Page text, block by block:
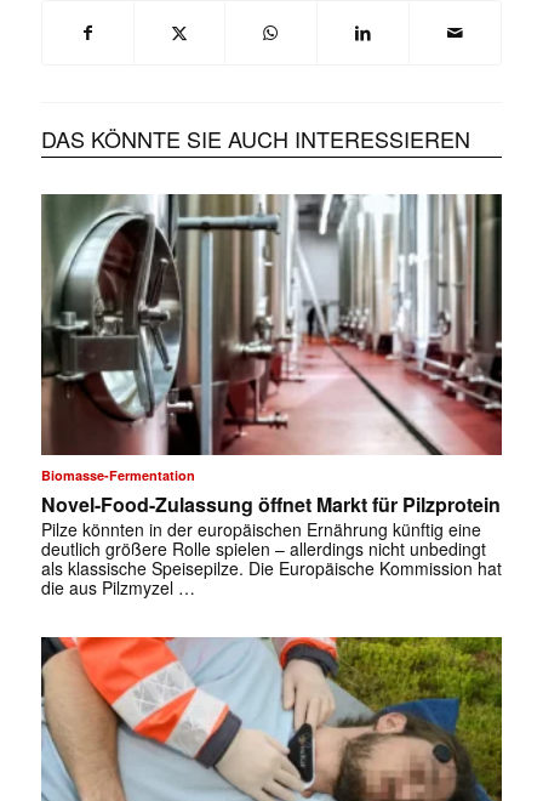
DAS KÖNNTE SIE AUCH INTERESSIEREN
Biomasse-Fermentation
Novel-Food-Zulassung öffnet Markt für Pilzprotein
Pilze könnten in der europäischen Ernährung künftig eine
deutlich größere Rolle spielen – allerdings nicht unbedingt
als klassische Speisepilze. Die Europäische Kommission hat
die aus Pilzmyzel …